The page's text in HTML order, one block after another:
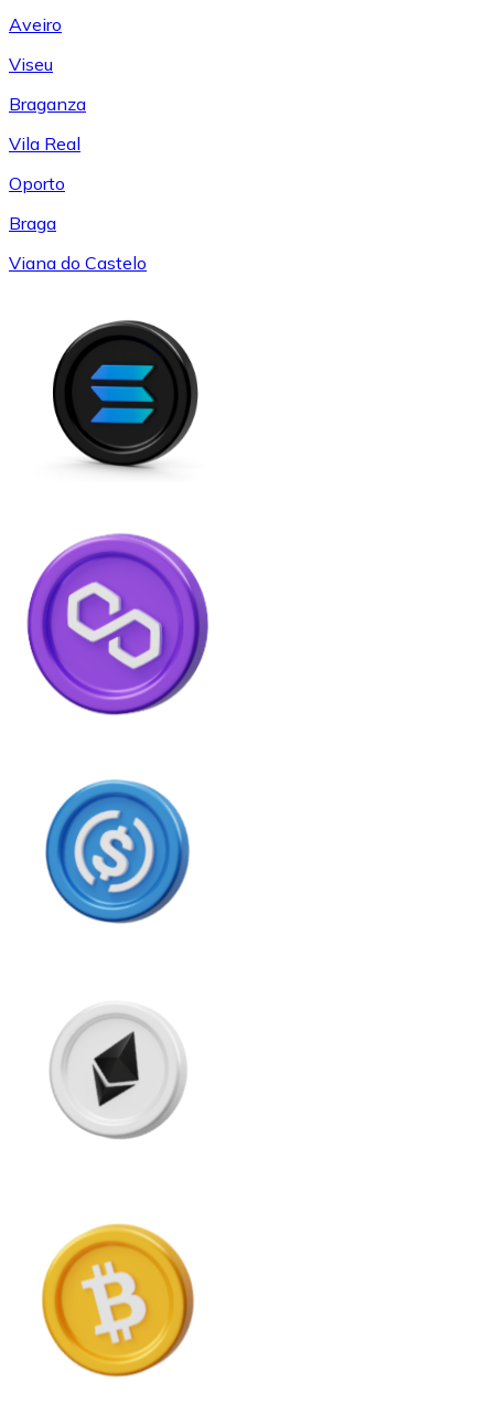
Aveiro
Viseu
Braganza
Vila Real
Oporto
Braga
Viana do Castelo